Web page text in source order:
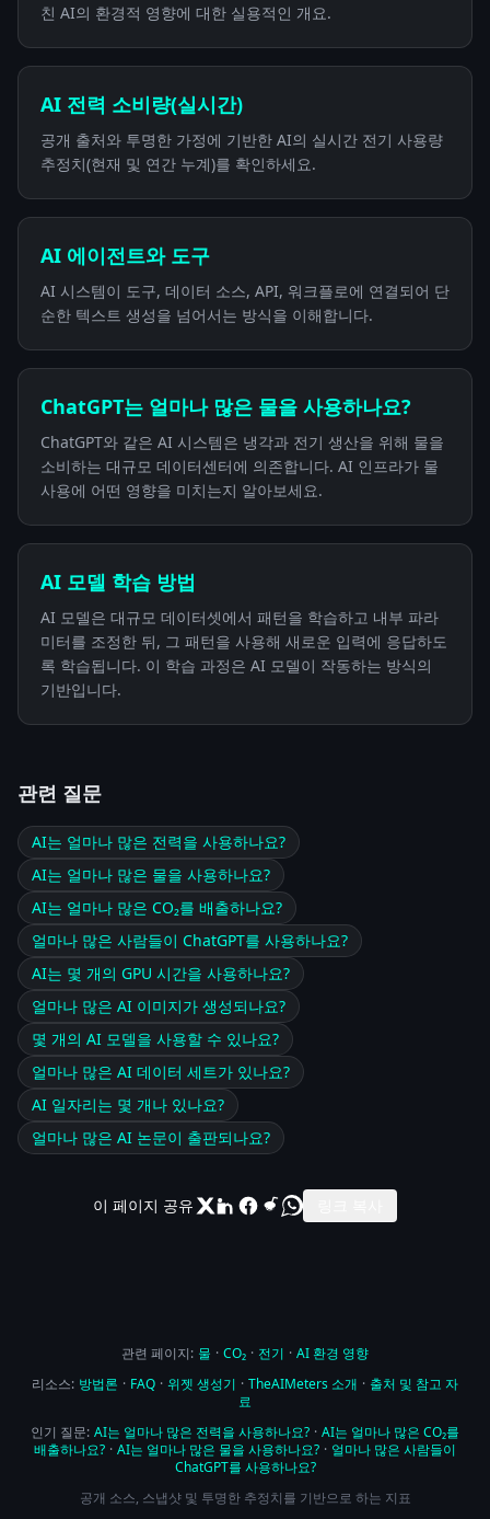
친 AI의 환경적 영향에 대한 실용적인 개요.
AI 전력 소비량(실시간)
공개 출처와 투명한 가정에 기반한 AI의 실시간 전기 사용량
추정치(현재 및 연간 누계)를 확인하세요.
AI 에이전트와 도구
AI 시스템이 도구, 데이터 소스, API, 워크플로에 연결되어 단
순한 텍스트 생성을 넘어서는 방식을 이해합니다.
ChatGPT는 얼마나 많은 물을 사용하나요?
ChatGPT와 같은 AI 시스템은 냉각과 전기 생산을 위해 물을
소비하는 대규모 데이터센터에 의존합니다. AI 인프라가 물
사용에 어떤 영향을 미치는지 알아보세요.
AI 모델 학습 방법
AI 모델은 대규모 데이터셋에서 패턴을 학습하고 내부 파라
미터를 조정한 뒤, 그 패턴을 사용해 새로운 입력에 응답하도
록 학습됩니다. 이 학습 과정은 AI 모델이 작동하는 방식의
기반입니다.
관련 질문
AI는 얼마나 많은 전력을 사용하나요?
AI는 얼마나 많은 물을 사용하나요?
AI는 얼마나 많은 CO₂를 배출하나요?
얼마나 많은 사람들이 ChatGPT를 사용하나요?
AI는 몇 개의 GPU 시간을 사용하나요?
얼마나 많은 AI 이미지가 생성되나요?
몇 개의 AI 모델을 사용할 수 있나요?
얼마나 많은 AI 데이터 세트가 있나요?
AI 일자리는 몇 개나 있나요?
얼마나 많은 AI 논문이 출판되나요?
이 페이지 공유
관련 페이지: 물 · CO₂ · 전기 · AI 환경 영향
리소스: 방법론 · FAQ · 위젯 생성기 · TheAIMeters 소개 · 출처 및 참고 자
료
인기 질문: AI는 얼마나 많은 전력을 사용하나요? · AI는 얼마나 많은 CO₂를
배출하나요? · AI는 얼마나 많은 물을 사용하나요? · 얼마나 많은 사람들이
ChatGPT를 사용하나요?
공개 소스, 스냅샷 및 투명한 추정치를 기반으로 하는 지표